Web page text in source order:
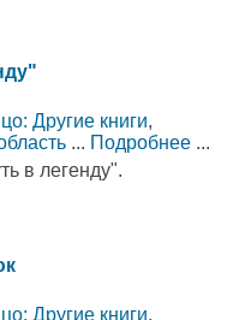
Другие книги,
... Подробнее ...
в легенду".
Другие книги,